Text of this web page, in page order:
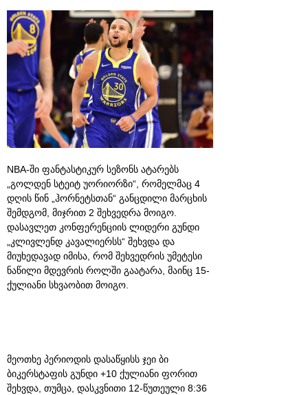
NBA-ში ფანტასტიკურ სეზონს ატარებს
„გოლდენ სტეიტ უორიორზი“, რომელმაც 4
დღის წინ „ჰორნეტსთან“ განცდილი მარცხის
შემდგომ, მიჯრით 2 შეხვედრა მოიგო.
დასავლეთ კონფერენციის ლიდერი გუნდი
„კლივლენდ კავალიერსს“ შეხვდა და
მიუხედავად იმისა, რომ შეხვედრის უმეტესი
ნაწილი მდევრის როლში გაატარა, მაინც 15-
ქულიანი სხვაობით მოიგო.
მეოთხე პერიოდის დასაწყისს ჯეი ბი
ბიკერსტაფის გუნდი +10 ქულიანი ფორით
შეხვდა, თუმცა, დასკვნითი 12-წუთეული 8:36